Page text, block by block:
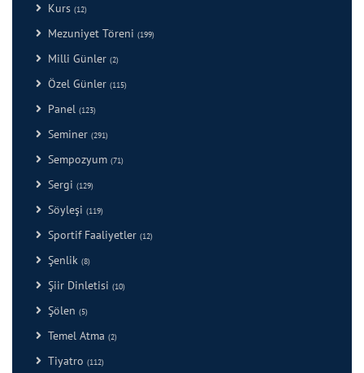
Kurs (12)
Mezuniyet Töreni (199)
Milli Günler (2)
Özel Günler (115)
Panel (123)
Seminer (291)
Sempozyum (71)
Sergi (129)
Söyleşi (119)
Sportif Faaliyetler (12)
Şenlik (8)
Şiir Dinletisi (10)
Şölen (5)
Temel Atma (2)
Tiyatro (112)